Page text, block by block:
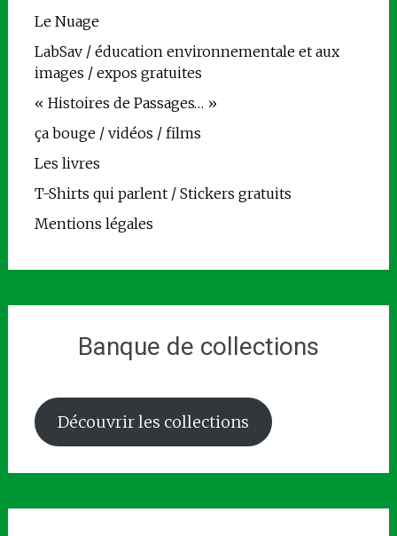
Le Nuage
LabSav / éducation environnementale et aux
images / expos gratuites
« Histoires de Passages… »
ça bouge / vidéos / films
Les livres
T-Shirts qui parlent / Stickers gratuits
Mentions légales
Banque de collections
Découvrir les collections